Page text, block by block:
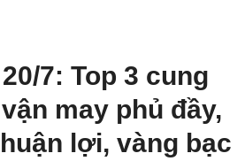
7: Top 3 cung
may phủ đầy,
lợi, vàng bạc